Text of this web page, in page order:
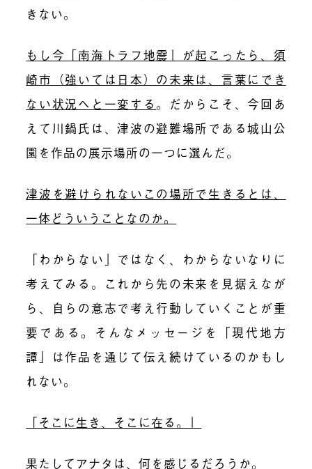
きない。
もし今「南海トラフ地震」が起こったら、須
崎市（強いては日本）の未来は、言葉にでき
ない状況へと一変する 。 だからこそ、今回あ
えて川鍋氏は、津波の避難場所である城山公
園を作品の展示場所の一つに選んだ。
津波を避けられないこの場所で生きるとは、
一体どういうことなのか。
「わからない」ではなく、わからないなりに
考えてみる。これから先の未来を見据えなが
ら、自らの意志で考え行動していくことが重
要である。そんなメッセージを「現代地方
譚」は作品を通じて伝え続けているのかもし
れない。
「そこに生き、そこに在る。」
果たしてアナタは、何を感じるだろうか。